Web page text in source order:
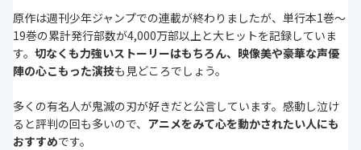
原作は週刊少年ジャンプでの連載が終わりましたが、単行本1巻～
19巻の累計発行部数が4,000万部以上と大ヒットを記録していま
す。 切なくも力強いストーリーはもちろん、映像美や豪華な声優
陣の心こもった演技も見どころでしょう。
多くの有名人が鬼滅の刃が好きだと公言しています。感動し泣け
ると評判の回も多いので、 アニメをみて心を動かされたい人にも
おすすめです。